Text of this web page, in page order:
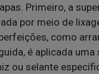
Primeiro, a
por meio de
como
é aplicada uma
ou selante